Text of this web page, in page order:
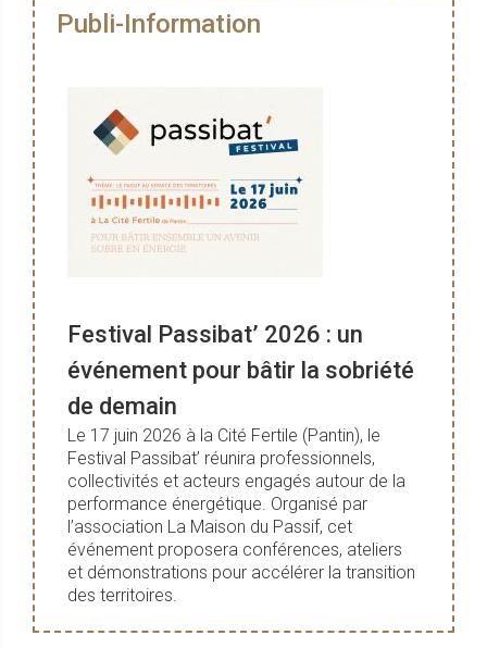
Publi-Information
Festival Passibat’ 2026 : un
événement pour bâtir la sobriété
de demain
Le 17 juin 2026 à la Cité Fertile (Pantin), le
Festival Passibat’ réunira professionnels,
collectivités et acteurs engagés autour de la
performance énergétique. Organisé par
l’association La Maison du Passif, cet
événement proposera conférences, ateliers
et démonstrations pour accélérer la transition
des territoires.